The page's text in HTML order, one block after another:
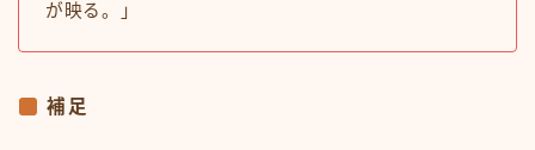
が映る。」
補足